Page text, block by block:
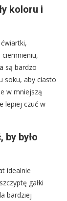
koloru i
ciemnieniu,
są bardzo
soku, aby ciasto
w mniejszą
lepiej czuć w
by było
idealnie
gałki
bardziej